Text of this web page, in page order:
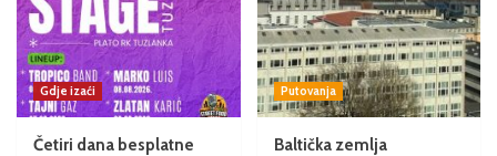
Gdje izaći
Četiri dana besplatne
Putovanja
Baltička zemlja